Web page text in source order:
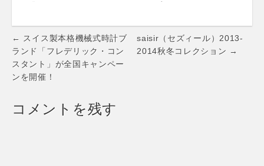
版オンラインスト
アをオープン！
Eventも開催
Post
navigation
← スイス製本格機械式時計ブ
ランド「フレデリック・コン
スタント」が全国キャンペー
ンを開催！
saisir（セズィール）2013-
2014秋冬コレクション →
コメントを残す